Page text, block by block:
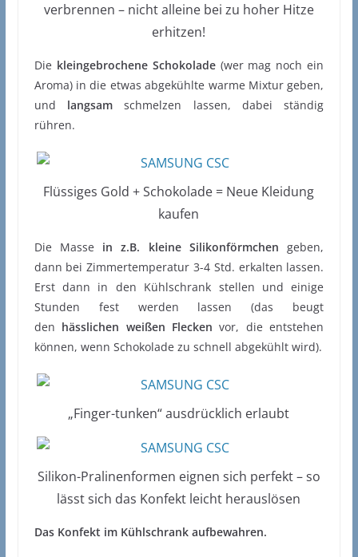
verbrennen – nicht alleine bei zu hoher Hitze
erhitzen!
Die kleingebrochene Schokolade(wer mag noch ein
Aroma) in die etwas abgekühlte warme Mixtur geben,
und langsam schmelzen lassen, dabei ständig
rühren.
Flüssiges Gold + Schokolade = Neue Kleidung
kaufen
Die Masse in z.B. kleine Silikonförmchen geben,
dann bei Zimmertemperatur 3-4 Std. erkalten lassen.
Erst dann in den Kühlschrank stellen und einige
Stunden fest werden lassen (das beugt
den hässlichen weißen Flecken vor, die entstehen
können, wenn Schokolade zu schnell abgekühlt wird).
„Finger-tunken“ ausdrücklich erlaubt
Silikon-Pralinenformen eignen sich perfekt – so
lässt sich das Konfekt leicht herauslösen
Das Konfekt im Kühlschrank aufbewahren.